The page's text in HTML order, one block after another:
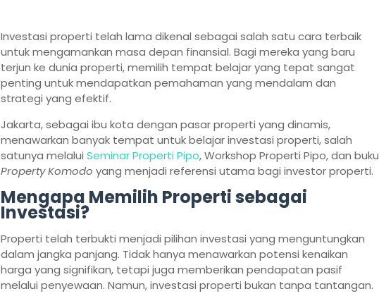
Investasi properti telah lama dikenal sebagai salah satu cara terbaik
untuk mengamankan masa depan finansial. Bagi mereka yang baru
terjun ke dunia properti, memilih tempat belajar yang tepat sangat
penting untuk mendapatkan pemahaman yang mendalam dan
strategi yang efektif.
Jakarta, sebagai ibu kota dengan pasar properti yang dinamis,
menawarkan banyak tempat untuk belajar investasi properti, salah
satunya melalui Seminar Properti Pipo, Workshop Properti Pipo, dan buku
Property Komodo yang menjadi referensi utama bagi investor properti.
Mengapa Memilih Properti sebagai
Investasi?
Properti telah terbukti menjadi pilihan investasi yang menguntungkan
dalam jangka panjang. Tidak hanya menawarkan potensi kenaikan
harga yang signifikan, tetapi juga memberikan pendapatan pasif
melalui penyewaan. Namun, investasi properti bukan tanpa tantangan.